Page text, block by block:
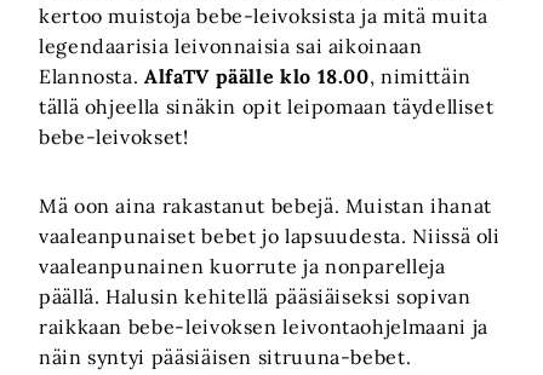
kertoo muistoja bebe-leivoksista ja mitä muita
legendaarisia leivonnaisia sai aikoinaan
Elannosta.AlfaTV päälle klo 18.00, nimittäin
tällä ohjeella sinäkin opit leipomaan täydelliset
bebe-leivokset!
Mä oon aina rakastanut bebejä. Muistan ihanat
vaaleanpunaiset bebet jo lapsuudesta. Niissä oli
vaaleanpunainen kuorrute ja nonparelleja
päällä. Halusin kehitellä pääsiäiseksi sopivan
raikkaan bebe-leivoksen leivontaohjelmaani ja
näin syntyi pääsiäisen sitruuna-bebet.